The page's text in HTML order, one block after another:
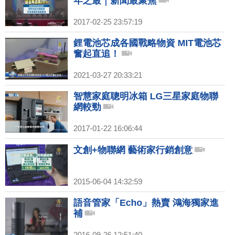
2017-02-25 23:57:19
鋰電池芯成各國戰略物資 MIT電池芯
奮起直追！
2021-03-27 20:33:21
智慧家庭聰明冰箱 LG三星家庭物聯
網較勁
2017-01-22 16:06:44
文創+物聯網 藝術家行銷創意
2015-06-04 14:32:59
語音管家「Echo」熱賣 鴻海獨家進
補